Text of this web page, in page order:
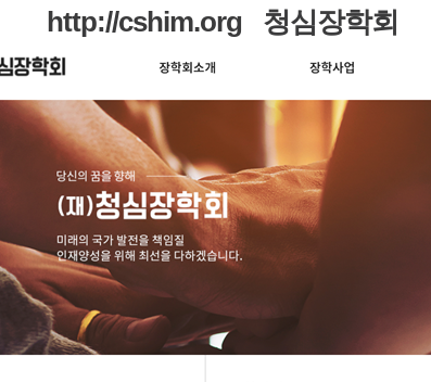
상단여백
http://cshim.org 청심장학회